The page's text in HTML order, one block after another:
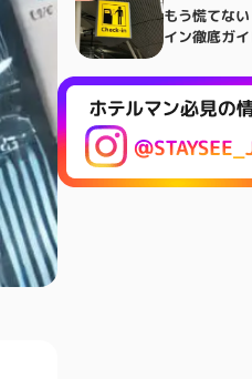
もう慌てな
イン徹底ガ